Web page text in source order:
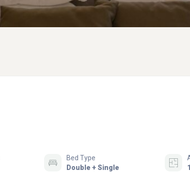
Bed Type
Double + Single